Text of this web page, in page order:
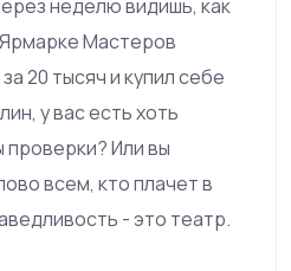
неделю видишь, как
Мастеров
20 тысяч и купил себе
у вас есть хоть
Или вы
всем, кто плачет в
- это театр.